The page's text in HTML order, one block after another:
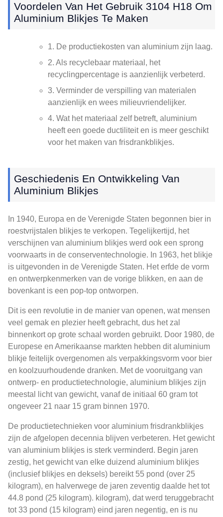
Voordelen Van Het Gebruik 3104 H18 Om
Aluminium Blikjes Te Maken
1. De productiekosten van aluminium zijn laag.
2. Als recyclebaar materiaal, het
recyclingpercentage is aanzienlijk verbeterd.
3. Verminder de verspilling van materialen
aanzienlijk en wees milieuvriendelijker.
4. Wat het materiaal zelf betreft, aluminium
heeft een goede ductiliteit en is meer geschikt
voor het maken van frisdrankblikjes.
Geschiedenis En Ontwikkeling Van
Aluminium Blikjes
In 1940, Europa en de Verenigde Staten begonnen bier in
roestvrijstalen blikjes te verkopen. Tegelijkertijd, het
verschijnen van aluminium blikjes werd ook een sprong
voorwaarts in de conserventechnologie. In 1963, het blikje
is uitgevonden in de Verenigde Staten. Het erfde de vorm
en ontwerpkenmerken van de vorige blikken, en aan de
bovenkant is een pop-top ontworpen.
Dit is een revolutie in de manier van openen, wat mensen
veel gemak en plezier heeft gebracht, dus het zal
binnenkort op grote schaal worden gebruikt. Door 1980, de
Europese en Amerikaanse markten hebben dit aluminium
blikje feitelijk overgenomen als verpakkingsvorm voor bier
en koolzuurhoudende dranken. Met de vooruitgang van
ontwerp- en productietechnologie, aluminium blikjes zijn
meestal licht van gewicht, vanaf de initiaal 60 gram tot
ongeveer 21 naar 15 gram binnen 1970.
De productietechnieken voor aluminium frisdrankblikjes
zijn de afgelopen decennia blijven verbeteren. Het gewicht
van aluminium blikjes is sterk verminderd. Begin jaren
zestig, het gewicht van elke duizend aluminium blikjes
(inclusief blikjes en deksels) bereikt 55 pond (over 25
kilogram), en halverwege de jaren zeventig daalde het tot
44.8 pond (25 kilogram). kilogram), dat werd teruggebracht
tot 33 pond (15 kilogram) eind jaren negentig, en is nu